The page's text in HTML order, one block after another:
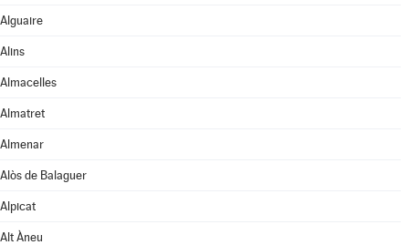
Alguaire
Alins
Almacelles
Almatret
Almenar
Alòs de Balaguer
Alpicat
Alt Àneu